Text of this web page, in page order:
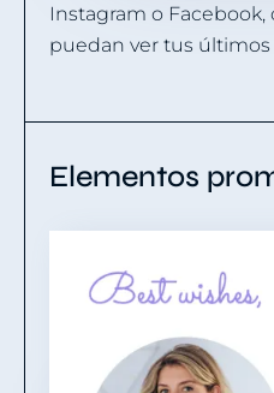
Instagram o
puedan ver tus últimos
Elementos